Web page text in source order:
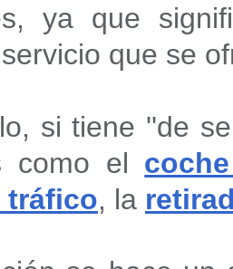
ya que
que se
si tiene ''de
como el
tráfico, la